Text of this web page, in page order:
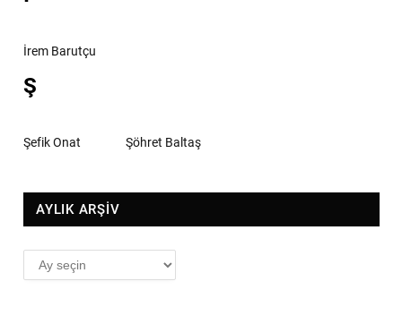
İrem Barutçu
Ş
Şefik Onat Şöhret Baltaş
AYLIK ARŞİV
AYLIK
ARŞİV